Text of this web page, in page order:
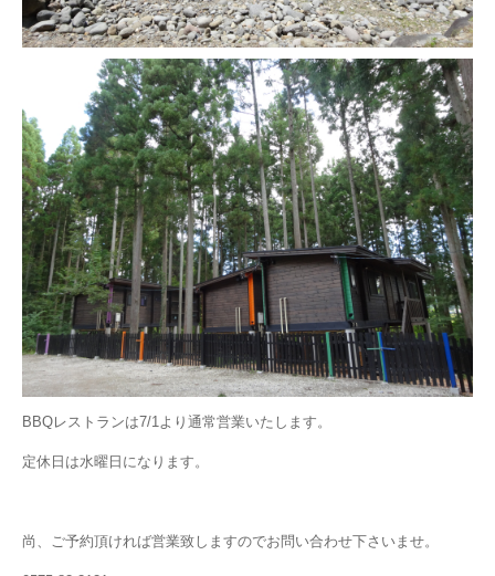
BBQレストランは7/1より通常営業いたします。
定休日は水曜日になります。
尚、ご予約頂ければ営業致しますのでお問い合わせ下さいませ。